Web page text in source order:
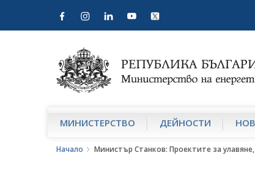
МИНИСТЕРСТВО ДЕЙНОСТИ
Начало Министър Станков: Проектите за